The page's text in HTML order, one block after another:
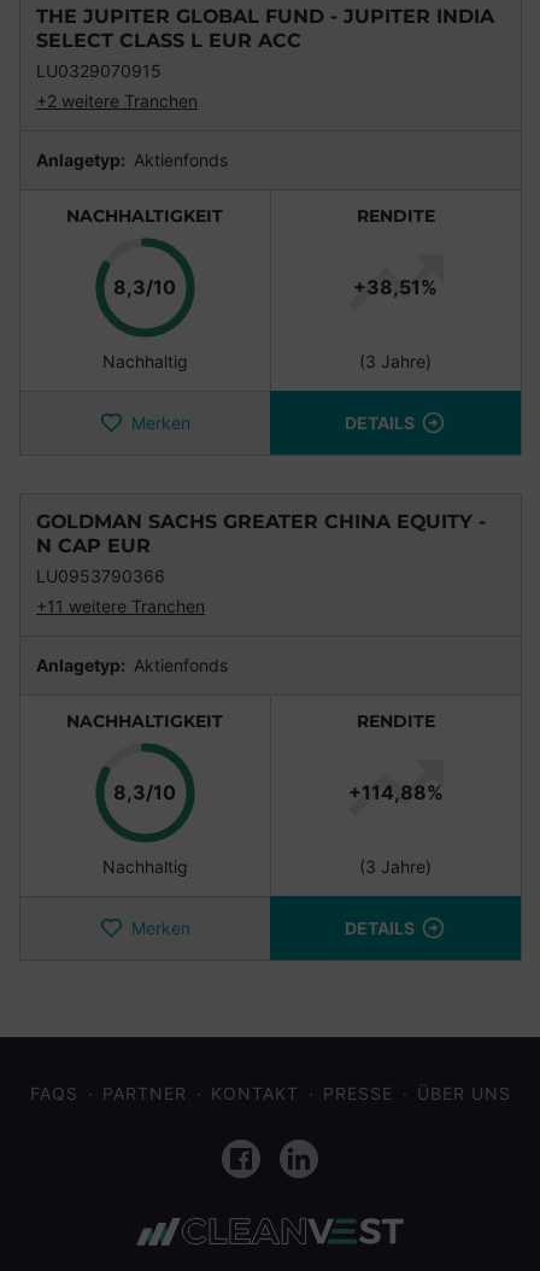
THE JUPITER GLOBAL FUND - JUPITER INDIA
SELECT CLASS L EUR ACC
LU0329070915
+2 weitere Tranchen
Anlagetyp: Aktienfonds
NACHHALTIGKEIT
8,3/10 Punkte
Nachhaltig
RENDITE
+38,51%
(3 Jahre)
Merken DETAILS
GOLDMAN SACHS GREATER CHINA EQUITY -
N CAP EUR
LU0953790366
+11 weitere Tranchen
Anlagetyp: Aktienfonds
NACHHALTIGKEIT
8,3/10 Punkte
Nachhaltig
RENDITE
+114,88%
(3 Jahre)
Merken DETAILS
FAQS PARTNER KONTAKT PRESSE ÜBER UNS
FacebookLinkedIn